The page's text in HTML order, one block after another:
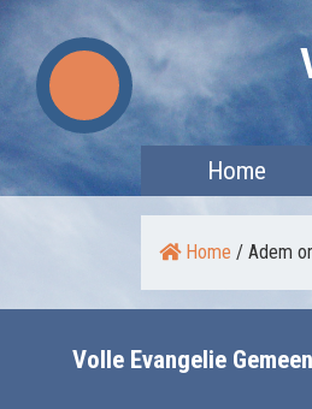
Skip
to
content
Home
Home / Adem
Volle Evangelie